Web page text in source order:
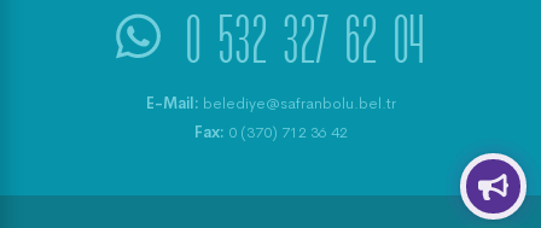
0 532 327 62 04
E-Mail: belediye@safranbolu.bel.tr
Fax: 0 (370) 712 36 42